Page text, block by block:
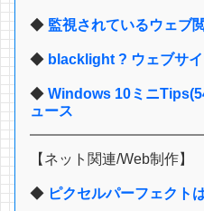
◆ 監視されているウェブ
◆ blacklight ? ウェブサ
◆ Windows 10ミニ
ュース
【ネット関連/Web制作】
◆ ピクセルパーフェクト